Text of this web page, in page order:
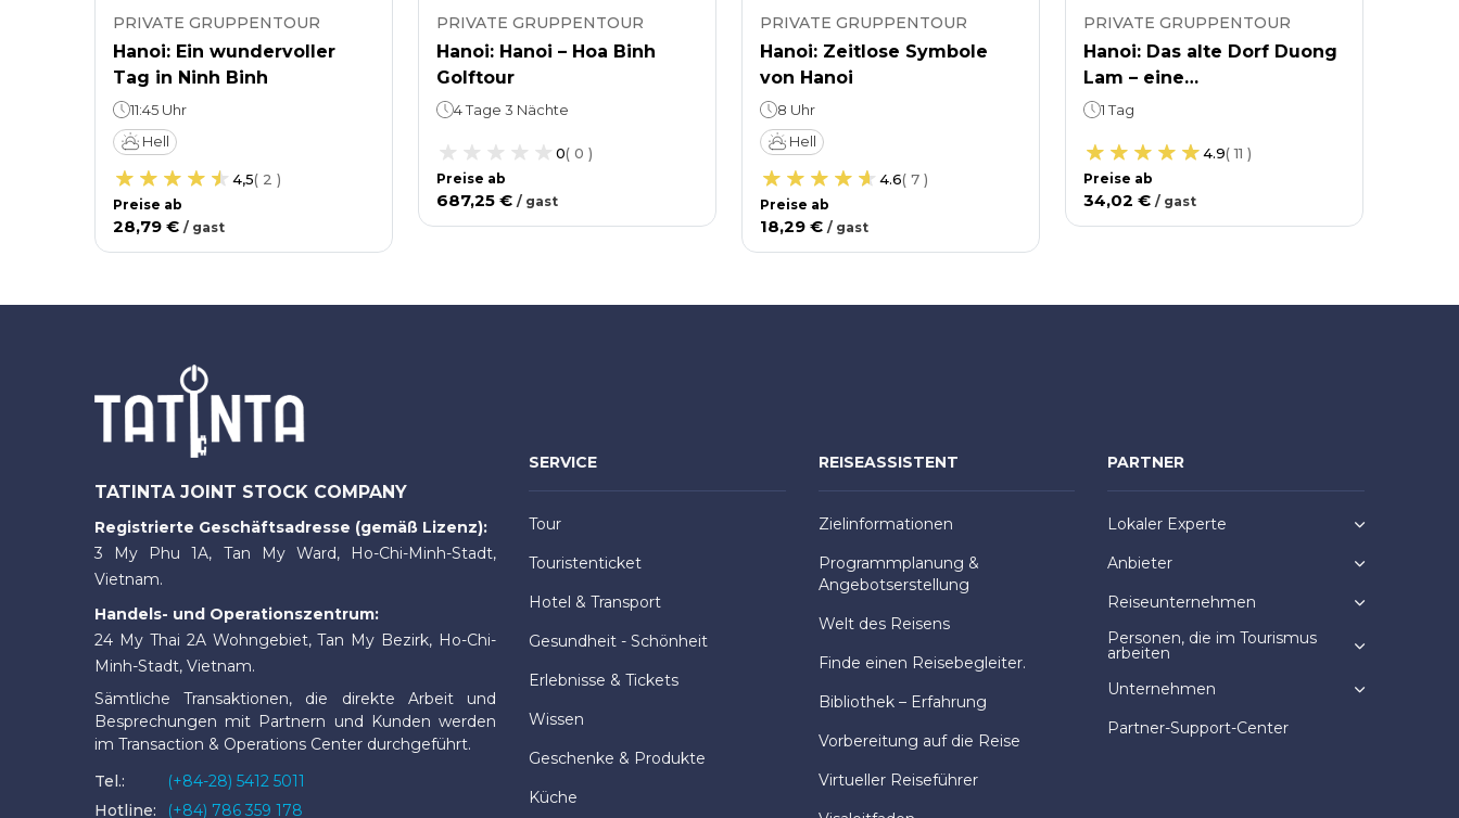
PRIVATE GRUPPENTOUR
Hanoi: Ein wundervoller
Tag in Ninh Binh
11:45 Uhr
Hell
4,5( 2 )
Preise ab
28,79 € / gast
PRIVATE GRUPPENTOUR
Hanoi: Hanoi – Hoa Binh
Golftour
4 Tage 3 Nächte
0( 0 )
Preise ab
687,25 € / gast
PRIVATE GRUPPENTOUR
Hanoi: Zeitlose Symbole
von Hanoi
8 Uhr
Hell
4.6( 7 )
Preise ab
18,29 € / gast
PRIVATE GRUPPENTOUR
Hanoi: Das alte Dorf Duong
Lam – eine
Kulturerbestätte im Herzen
1 Tag
4.9(11 )
Preise ab
34,02 € / gast
TATINTA JOINT STOCK COMPANY
Registrierte Geschäftsadresse (gemäß Lizenz):
3 My Phu 1A, Tan My Ward, Ho-Chi-Minh-Stadt,
Vietnam.
Handels- und Operationszentrum:
24 My Thai 2A Wohngebiet, Tan My Bezirk, Ho-Chi-
Minh-Stadt, Vietnam.
Sämtliche Transaktionen, die direkte Arbeit und
Besprechungen mit Partnern und Kunden werden
im Transaction & Operations Center durchgeführt.
Tel.:
(+84-28) 5412 5011
Hotline:
(+84) 786 359 178
SERVICE
Tour
Touristenticket
Hotel & Transport
Gesundheit - Schönheit
Erlebnisse & Tickets
Wissen
Geschenke & Produkte
Küche
REISEASSISTENT
Zielinformationen
Programmplanung &
Angebotserstellung
Welt des Reisens
Finde einen Reisebegleiter.
Bibliothek – Erfahrung
Vorbereitung auf die Reise
Virtueller Reiseführer
PARTNER
Lokaler Experte
Anbieter
Reiseunternehmen
Personen, die im Tourismus
arbeiten
Unternehmen
Partner-Support-Center